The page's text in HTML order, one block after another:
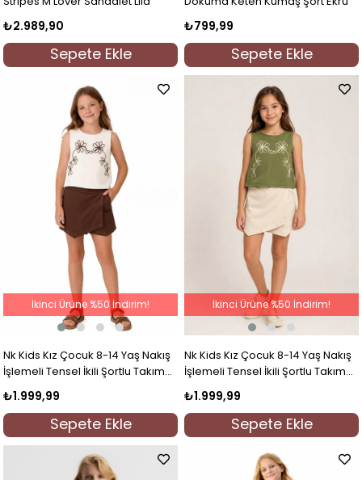
₺2.989,90
Sepete Ekle
₺799,99
Sepete Ekle
Nk Kids Kız Çocuk 8-14 Yaş Nakış
İşlemeli Tensel İkili Şortlu Takım
Krem-Kahverengi
₺1.999,99
Sepete Ekle
İkinci Ürüne %50 İndirim!
Nk Kids Kız Çocuk 8-14 Yaş Nakış
İşlemeli Tensel İkili Şortlu Takım
Haki
₺1.999,99
Sepete Ekle
İkinci Ürüne %50 İndirim!